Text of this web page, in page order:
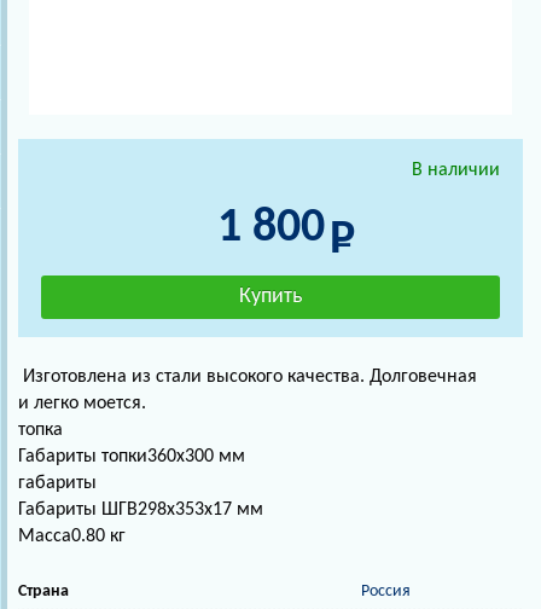
В наличии
1 800
Изготовлена из стали высокого качествa. Долговечная
и легко моется.
топка
Габариты топки360x300 мм
габариты
Габариты ШГВ298х353х17 мм
Масса0.80 кг
Страна Россия